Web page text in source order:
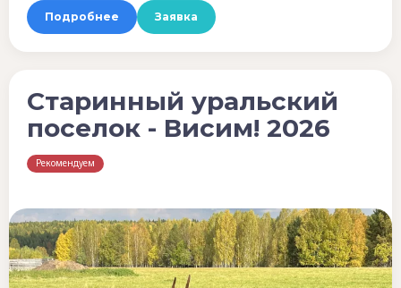
Подробнее Заявка
Старинный уральский
поселок - Висим! 2026
Рекомендуем